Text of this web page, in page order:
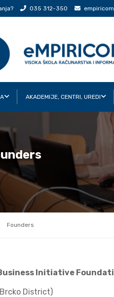
035 312-350
AKADEMIJE, CENTRI, UREDI
Founders
Initiative
Brcko District)